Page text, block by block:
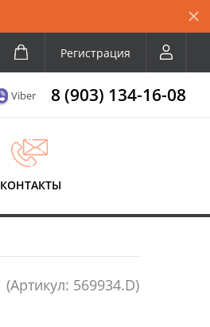
Регистрация
Viber 8 (903) 134-16-08
КОНТАКТЫ
(Артикул: 569934.D)